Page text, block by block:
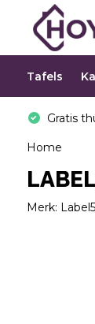
Tafels
Gratis
Home
Merk: